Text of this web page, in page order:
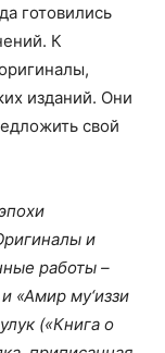
готовились
К
изданий. Они
свой
и
работы –
«Амир му‘иззи
(«Книга о